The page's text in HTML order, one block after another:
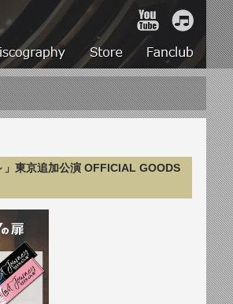
YouTube
Discography
Store
東京追加公演 OFFICIAL GOODS